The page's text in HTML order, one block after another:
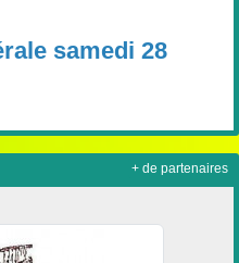
samedi 28
+ de partenaires